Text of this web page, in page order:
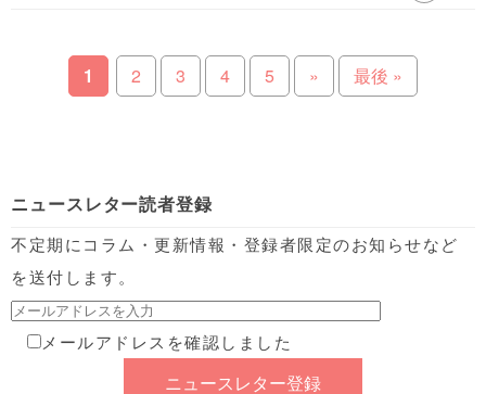
1 2 3 4 5 » 最後 »
ニュースレター読者登録
不定期にコラム・更新情報・登録者限定のお知らせなど
を送付します。
メールアドレスを確認しました